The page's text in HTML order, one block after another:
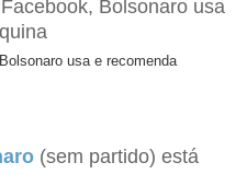
usa e recomenda
(sem partido) está